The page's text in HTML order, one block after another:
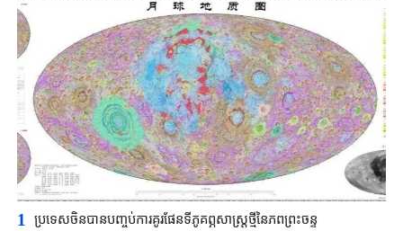
1 ប្រទេសចិនបាន​បញ្ចប់ការគូរផែនទី​ភូគព្ភសាស្ត្រ​ថ្មីនៃភពព្រះចន្ទ​​